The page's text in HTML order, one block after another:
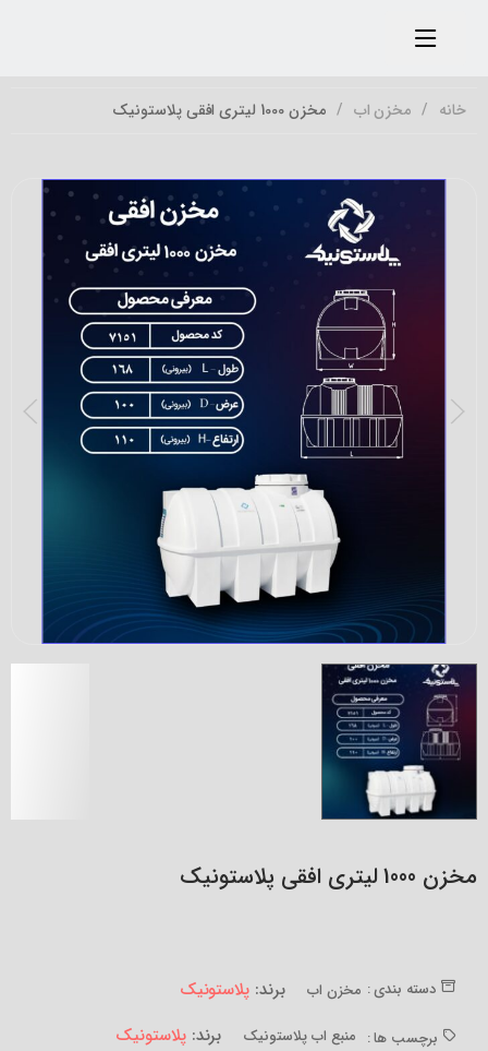
خانه مخزن اب مخزن 1000 لیتری افقی پلاستونیک
مخزن 1000 لیتری افقی پلاستونیک
دسته بندی : مخزن اب برند: پلاستونیک
برچسب ها : منبع اب پلاستونیک برند:پلاستونیک